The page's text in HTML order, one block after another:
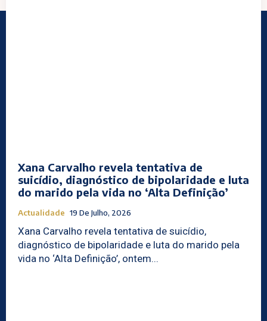
Xana Carvalho revela tentativa de
suicídio, diagnóstico de bipolaridade e luta
do marido pela vida no ‘Alta Definição’
Actualidade 19 De Julho, 2026
Xana Carvalho revela tentativa de suicídio,
diagnóstico de bipolaridade e luta do marido pela
vida no ‘Alta Definição’, ontem...